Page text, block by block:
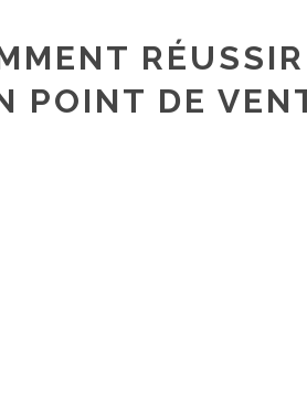
POINT DE